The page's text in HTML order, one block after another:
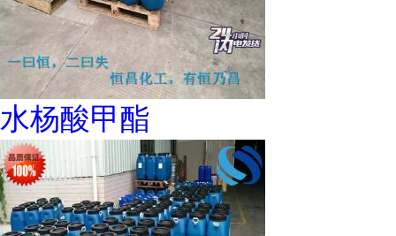
水杨酸甲酯